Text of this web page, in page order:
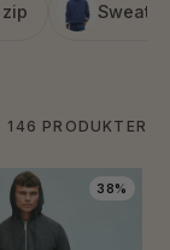
146 PRODUKTER
38%